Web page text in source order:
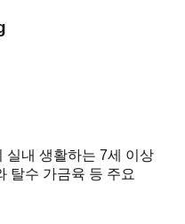
실내 생활하는 7세 이상
탈수 가금육 등 주요